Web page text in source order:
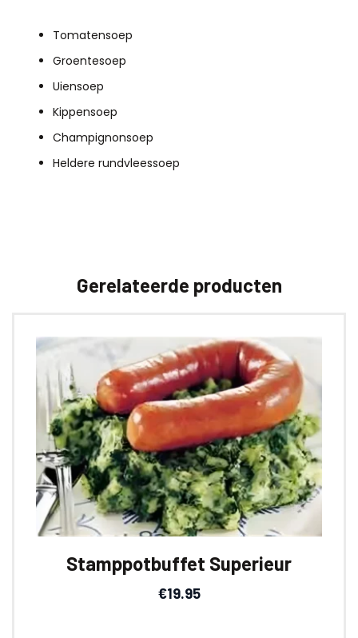
Tomatensoep
Groentesoep
Uiensoep
Kippensoep
Champignonsoep
Heldere rundvleessoep
Gerelateerde producten
Stamppotbuffet Superieur
€19.95